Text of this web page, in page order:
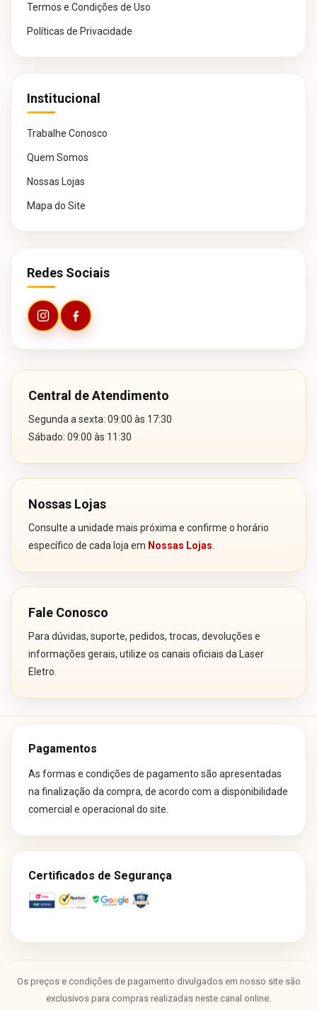
Termos e Condições de Uso
Políticas de Privacidade
Institucional
Trabalhe Conosco
Quem Somos
Nossas Lojas
Mapa do Site
Redes Sociais
Central de Atendimento
Segunda a sexta: 09:00 às 17:30
Sábado: 09:00 às 11:30
Nossas Lojas
Consulte a unidade mais próxima e confirme o horário
específico de cada loja em Nossas Lojas
Fale Conosco
Para dúvidas, suporte, pedidos, trocas, devoluções e
informações gerais, utilize os canais oficiais da Laser
Eletro.
Pagamentos
As formas e condições de pagamento são apresentadas
na finalização da compra, de acordo com a disponibilidade
comercial e operacional do site.
Certificados de Segurança
Os preços e condições de pagamento divulgados em nosso site são
exclusivos para compras realizadas neste canal online.